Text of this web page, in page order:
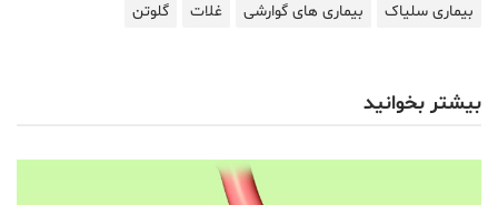
بیماری سلیاک
بیماری های گوارشی غلات گلوتن
بیشتر بخوانید